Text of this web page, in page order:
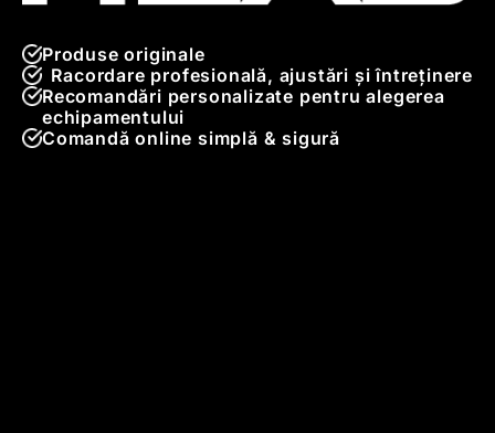
Produse originale
Racordare profesională, ajustări și întreținere
Recomandări personalizate pentru alegerea
echipamentului
Comandă online simplă & sigură